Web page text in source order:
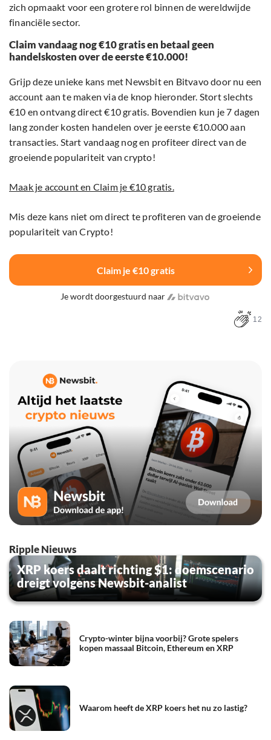
zich opmaakt voor een grotere rol binnen de wereldwijde
financiële sector.
Claim vandaag nog €10 gratis en betaal geen
handelskosten over de eerste €10.000!
Grijp deze unieke kans met Newsbit en Bitvavo door nu een
account aan te maken via de knop hieronder. Stort slechts
€10 en ontvang direct €10 gratis. Bovendien kun je 7 dagen
lang zonder kosten handelen over je eerste €10.000 aan
transacties. Start vandaag nog en profiteer direct van de
groeiende populariteit van crypto!
Maak je account en Claim je €10 gratis.
Mis deze kans niet om direct te profiteren van de groeiende
populariteit van Crypto!
Claim je €10 gratis
Je wordt doorgestuurd naar
12
Ripple Nieuws
XRP koers daalt richting $1: doemscenario
dreigt volgens Newsbit-analist
Crypto-winter bijna voorbij? Grote spelers
kopen massaal Bitcoin, Ethereum en XRP
Waarom heeft de XRP koers het nu zo lastig?